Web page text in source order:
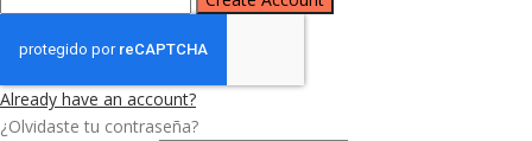
Already have an account?
¿Olvidaste tu contraseña?